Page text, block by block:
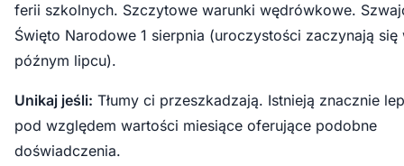
ferii szkolnych. Szczytowe warunki wędrówkowe.
Święto Narodowe 1 sierpnia (uroczystości zaczynają się
późnym lipcu).
Unikaj jeśli: Tłumy ci przeszkadzają. Istnieją znacznie
pod względem wartości miesiące oferujące podobne
doświadczenia.